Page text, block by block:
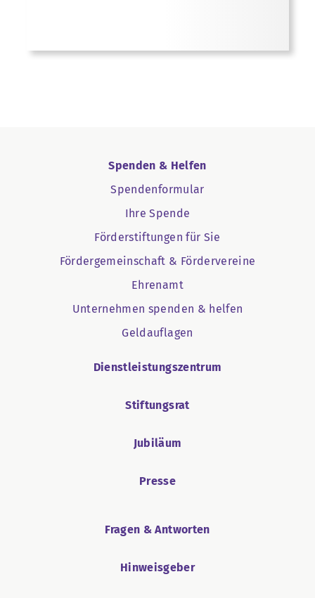
Spenden & Helfen
Spendenformular
Ihre Spende
Förderstiftungen für Sie
Fördergemeinschaft & Fördervereine
Ehrenamt
Unternehmen spenden & helfen
Geldauflagen
Dienstleistungszentrum
Stiftungsrat
Jubiläum
Presse
Fragen & Antworten
Hinweisgeber